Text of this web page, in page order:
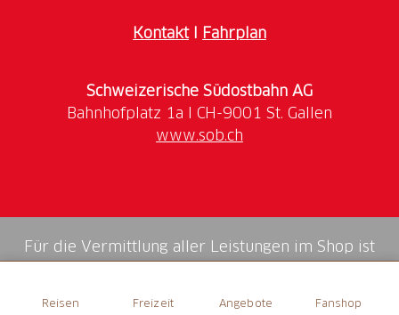
Reisen Freizeit Angebote Fanshop
KontaktI Fahrplan
Schweizerische Südostbahn AG
www.sob.ch
Für die Vermittlung aller Leistungen im Shop ist